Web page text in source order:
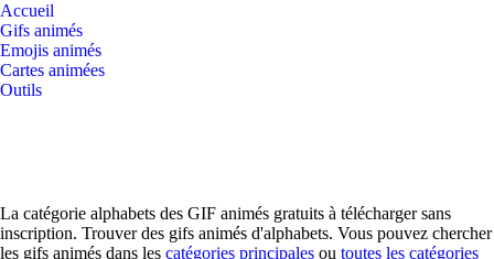
Accueil
Gifs animés
Emojis animés
Cartes animées
Outils
La catégorie alphabets des GIF animés gratuits à télécharger sans
inscription. Trouver des gifs animés d'alphabets. Vous pouvez chercher
les gifs animés dans les catégories principales ou toutes les catégories